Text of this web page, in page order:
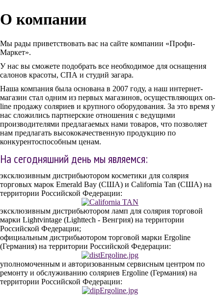
О компании
Мы рады приветствовать вас на сайте компании «Профи-
Маркет».
У нас вы сможете подобрать все необходимое для оснащения
салонов красоты, СПА и студий загара.
Наша компания была основана в 2007 году, а наш интернет-
магазин стал одним из первых магазинов, осуществляющих on-
line продажу соляриев и крупного оборудования. За это время у
нас сложились партнерские отношения с ведущими
производителями предлагаемых нами товаров, что позволяет
нам предлагать высококачественную продукцию по
конкурентоспособным ценам.
На сегодняшний день мы являемся:
эксклюзивным дистрибьютором косметики для солярия
торговых марок Emerald Bay (США) и California Tan (США) на
территории Российской Федерации:
эксклюзивным дистрибьютором ламп для солярия торговой
марки Lightvintage (Lighttech - Венгрия) на территории
Российской Федерации;
официальным дистрибьютором торговой марки Ergoline
(Германия) на территории Российской Федерации:
уполномоченным и авторизованным сервисным центром по
ремонту и обслуживанию соляриев Ergoline (Германия) на
территории Российской Федерации: